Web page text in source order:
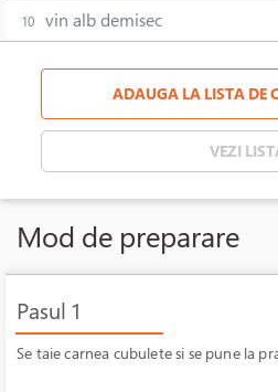
10 vin alb demisec
ADAUGA LA LISTA DE
VEZI
Mod de preparare
Pasul 1
Se taie carnea cubulete si se pune la